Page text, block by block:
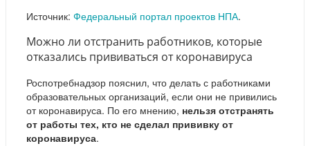
Источник: Федеральный портал проектов НПА.
Можно ли отстранить работников, которые
отказались прививаться от коронавируса
Роспотребнадзор пояснил, что делать с работниками
образовательных организаций, если они не привились
от коронавируса. По его мнению, нельзя отстранять
от работы тех, кто не сделал прививку от
коронавируса.